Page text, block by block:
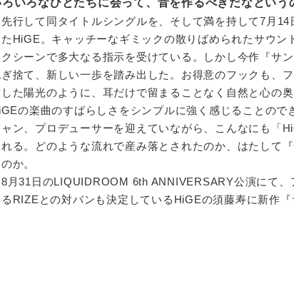
行して同タイトルシングルを、そして満を持して7月14
たHiGE。キャッチーなギミックの散りばめられたサウ
クシーンで多大なる指示を受けている。しかし今作『サ
捨て、新しい一歩を踏み出した。お得意のフックも、
た陽光のように、耳だけで留まることなく自然と心の
の楽曲のすばらしさをシンプルに強く感じることので
ン、プロデューサーを迎えていながら、こんなにも「
れる。どのような流れで産み落とされたのか、はたして
か。
月31日のLIQUIDROOM 6th ANNIVERSARY公演にて、
RIZEとの対バンも決定しているHiGEの須藤寿に新作